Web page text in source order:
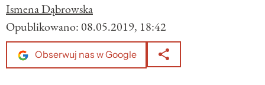
Ismena Dąbrowska
Opublikowano: 08.05.2019, 18:42
Obserwuj nas w Google